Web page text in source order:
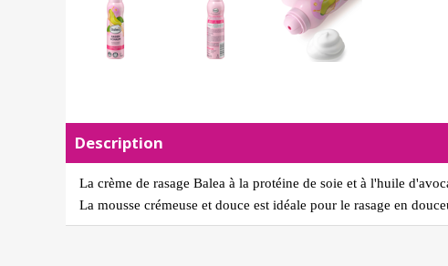
Description
La crème de rasage Balea à la protéine de soie et à l'huile
La mousse crémeuse et douce est idéale pour le rasage en